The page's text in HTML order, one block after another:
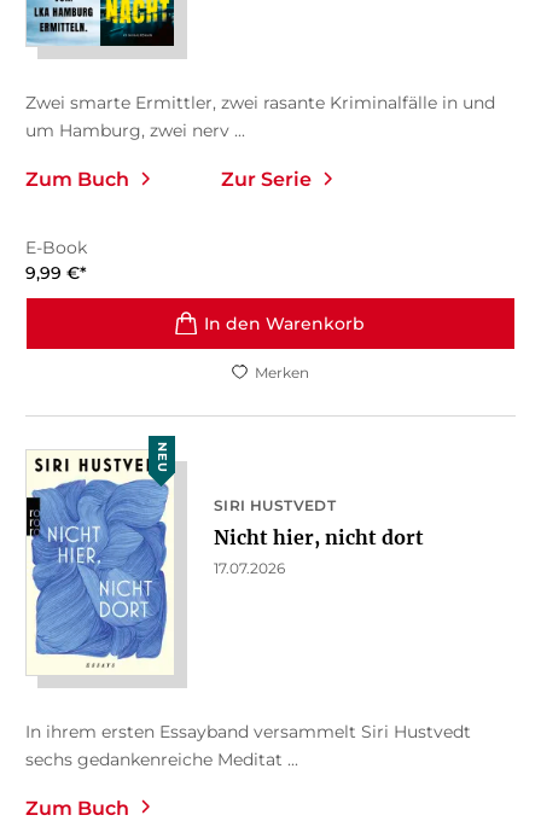
Zwei smarte Ermittler, zwei rasante Kriminalfälle in und
um Hamburg, zwei nerv ...
Zum Buch Zur Serie
E-Book
9,99 €*
In den Warenkorb
Merken
NEU
SIRI HUSTVEDT
Nicht hier, nicht dort
17.07.2026
In ihrem ersten Essayband versammelt Siri Hustvedt
sechs gedankenreiche Meditat ...
Zum Buch